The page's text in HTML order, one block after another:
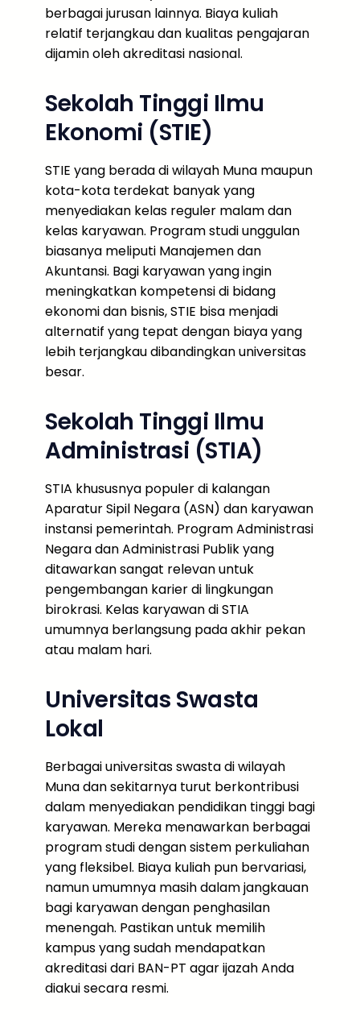
berbagai jurusan lainnya. Biaya kuliah
relatif terjangkau dan kualitas pengajaran
dijamin oleh akreditasi nasional.
Sekolah Tinggi Ilmu
Ekonomi (STIE)
STIE yang berada di wilayah Muna maupun
kota-kota terdekat banyak yang
menyediakan kelas reguler malam dan
kelas karyawan. Program studi unggulan
biasanya meliputi Manajemen dan
Akuntansi. Bagi karyawan yang ingin
meningkatkan kompetensi di bidang
ekonomi dan bisnis, STIE bisa menjadi
alternatif yang tepat dengan biaya yang
lebih terjangkau dibandingkan universitas
besar.
Sekolah Tinggi Ilmu
Administrasi (STIA)
STIA khususnya populer di kalangan
Aparatur Sipil Negara (ASN) dan karyawan
instansi pemerintah. Program Administrasi
Negara dan Administrasi Publik yang
ditawarkan sangat relevan untuk
pengembangan karier di lingkungan
birokrasi. Kelas karyawan di STIA
umumnya berlangsung pada akhir pekan
atau malam hari.
Universitas Swasta
Lokal
Berbagai universitas swasta di wilayah
Muna dan sekitarnya turut berkontribusi
dalam menyediakan pendidikan tinggi bagi
karyawan. Mereka menawarkan berbagai
program studi dengan sistem perkuliahan
yang fleksibel. Biaya kuliah pun bervariasi,
namun umumnya masih dalam jangkauan
bagi karyawan dengan penghasilan
menengah. Pastikan untuk memilih
kampus yang sudah mendapatkan
akreditasi dari BAN-PT agar ijazah Anda
diakui secara resmi.